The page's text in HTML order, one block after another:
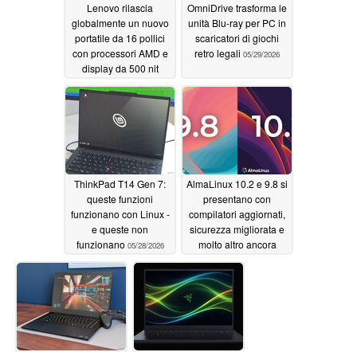
Lenovo rilascia
globalmente un nuovo
portatile da 16 pollici
con processori AMD e
display da 500 nit
05/29/2026
OmniDrive trasforma le
unità Blu-ray per PC in
scaricatori di giochi
retro legali 05/29/2026
ThinkPad T14 Gen 7:
queste funzioni
funzionano con Linux -
e queste non
funzionano 05/28/2026
AlmaLinux 10.2 e 9.8 si
presentano con
compilatori aggiornati,
sicurezza migliorata e
molto altro ancora
05/28/2026